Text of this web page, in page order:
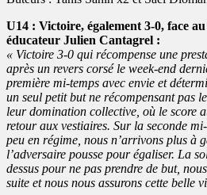
U14 : Victoire, également 3-0, face
éducateur Julien Cantagrel :
« Victoire 3-0 qui récompense une
après un revers corsé le week-end
première mi-temps avec envie et
un seul petit but ne récompensant pas
leur domination collective, où le score
retour aux vestiaires. Sur la seconde
peu en régime, nous n’arrivons plus à
l’adversaire pousse pour égaliser. La
dessus pour ne pas prendre de but,
suite et nous nous assurons cette belle